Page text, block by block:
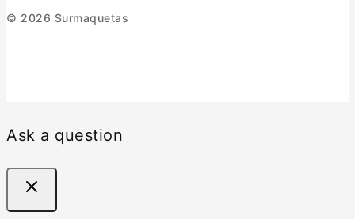
© 2026 Surmaquetas
Ask a question